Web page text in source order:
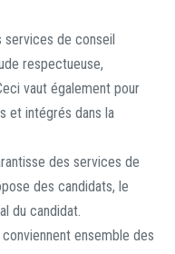
services de conseil
respectueuse,
vaut également pour
et intégrés dans la
des services de
des candidats, le
du candidat.
ensemble des